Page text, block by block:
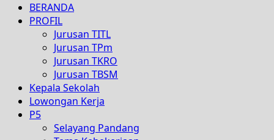
BERANDA
PROFIL
Jurusan TITL
Jurusan TPm
Jurusan TKRO
Jurusan TBSM
Kepala Sekolah
Lowongan Kerja
P5
Selayang Pandang